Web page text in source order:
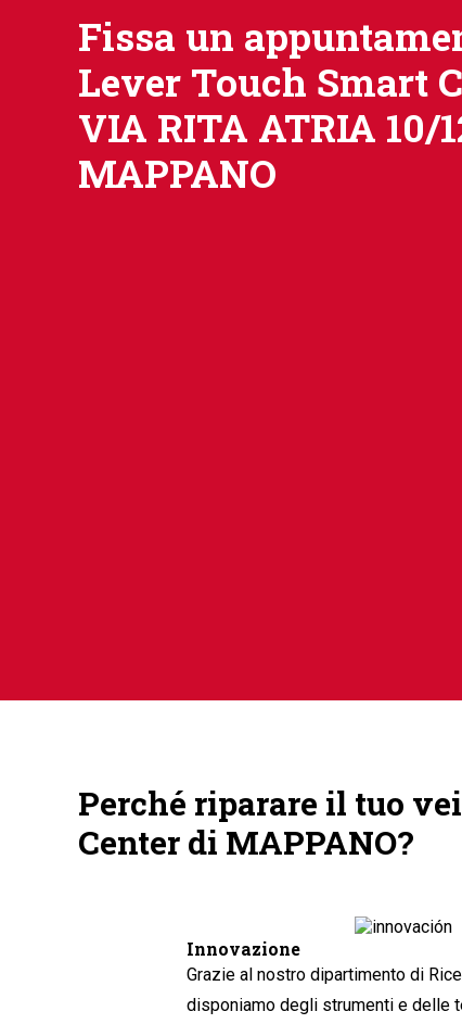
Fissa un
Lever Touch Smart
VIA RITA ATRIA 10/
MAPPANO
Perché riparare il tuo
Center di MAPPANO?
Innovazione
Grazie al nostro dipartimento di
disponiamo degli strumenti e delle